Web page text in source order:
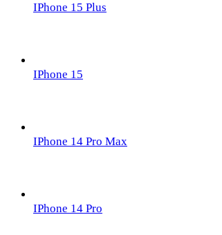
IPhone 15 Plus
IPhone 15
IPhone 14 Pro Max
IPhone 14 Pro